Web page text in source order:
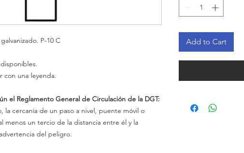
P-10 C
con una leyenda.
el Reglamento General de Circulación de la DGT:
la cercanía de un paso a nivel, puente móvil o
menos un tercio de la distancia entre él y la
del peligro.
Add to Cart